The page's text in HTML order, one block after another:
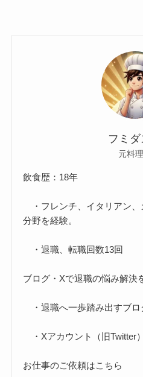
フミ
元料
飲食歴：18年
・フレンチ、イタリアン、
分野を経験。
・退職、転職回数13回
ブログ・Xで退職の悩み解決
・退職へ一歩踏み出すブロ
・Xアカウント（旧Twitter）
お仕事のご依頼はこちら